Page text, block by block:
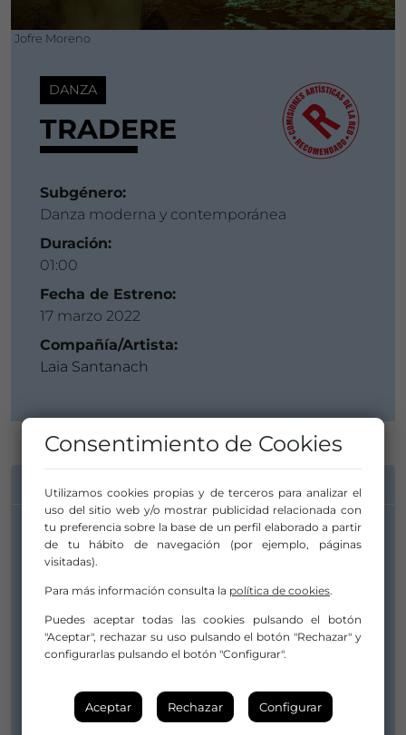
Jofre Moreno
DANZA
TRADERE
Subgénero:
Danza moderna y contemporánea
Duración:
01:00
Fecha de Estreno:
17 marzo 2022
Compañía/Artista:
Laia Santanach
INFORMACIÓN DE CONTACTO
Compañía/Artista:
Laia Santanach
laiadansasantanach@gmail.com
laiasantanach.prod@gmail.com
669582211
Web
Consentimiento de Cookies
Utilizamos cookies propias y de terceros para analizar el
uso del sitio web y/o mostrar publicidad relacionada con
tu preferencia sobre la base de un perfil elaborado a partir
de tu hábito de navegación (por ejemplo, páginas
visitadas).
Para más información consulta la política de cookies.
Puedes aceptar todas las cookies pulsando el botón
"Aceptar", rechazar su uso pulsando el botón "Rechazar" y
configurarlas pulsando el botón "Configurar".
Aceptar Rechazar Configurar